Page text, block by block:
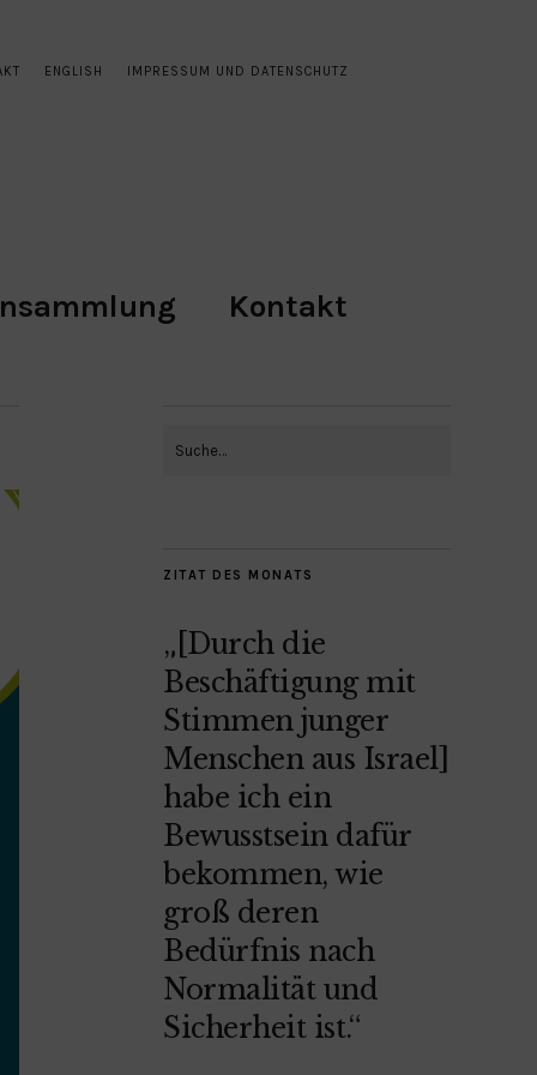
ENGLISH IMPRESSUM UND DATENSCHUTZ
Kontakt
ZITAT DES MONATS
„[Durch die
Beschäftigung mit
Stimmen junger
Menschen aus Israel]
habe ich ein
Bewusstsein dafür
bekommen, wie
groß deren
Bedürfnis nach
Normalität und
Sicherheit ist.“